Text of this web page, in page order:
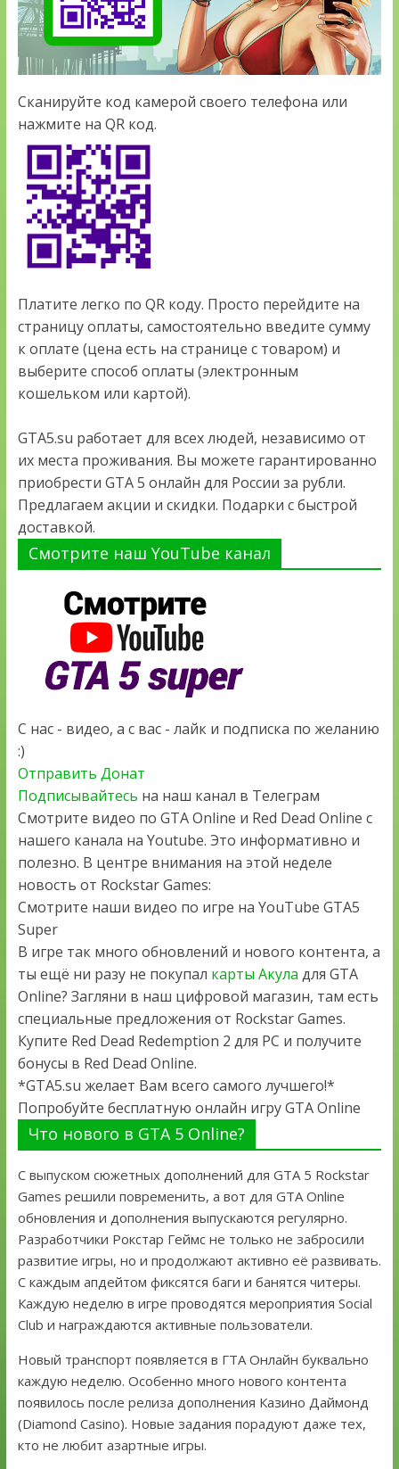
Сканируйте код камерой своего телефона или
нажмите на QR код.
Платите легко по QR коду. Просто перейдите на
страницу оплаты, самостоятельно введите сумму
к оплате (цена есть на странице с товаром) и
выберите способ оплаты (электронным
кошельком или картой).
GTA5.su работает для всех людей, независимо от
их места проживания. Вы можете гарантированно
приобрести GTA 5 онлайн для России за рубли.
Предлагаем акции и скидки. Подарки с быстрой
доставкой.
Смотрите наш YouTube канал
С нас - видео, а с вас - лайк и подписка по желанию
:)
Отправить Донат
Подписывайтесь на наш канал в Телеграм
Смотрите видео по GTA Online и Red Dead Online с
нашего канала на Youtube. Это информативно и
полезно. В центре внимания на этой неделе
новость от Rockstar Games:
Смотрите наши видео по игре на YouTube GTA5
Super
В игре так много обновлений и нового контента, а
ты ещё ни разу не покупал карты Акула для GTA
Online? Загляни в наш цифровой магазин, там есть
специальные предложения от Rockstar Games.
Купите Red Dead Redemption 2 для PC и получите
бонусы в Red Dead Online.
*GTA5.su желает Вам всего самого лучшего!*
Попробуйте бесплатную онлайн игру GTA Online
Что нового в GTA 5 Online?
С выпуском сюжетных дополнений для GTA 5 Rockstar
Games решили повременить, а вот для GTA Online
обновления и дополнения выпускаются регулярно.
Разработчики Рокстар Геймс не только не забросили
развитие игры, но и продолжают активно её развивать.
С каждым апдейтом фиксятся баги и банятся читеры.
Каждую неделю в игре проводятся мероприятия Social
Club и награждаются активные пользователи.
Новый транспорт появляется в ГТА Онлайн буквально
каждую неделю. Особенно много нового контента
появилось после релиза дополнения Казино Даймонд
(Diamond Casino). Новые задания порадуют даже тех,
кто не любит азартные игры.